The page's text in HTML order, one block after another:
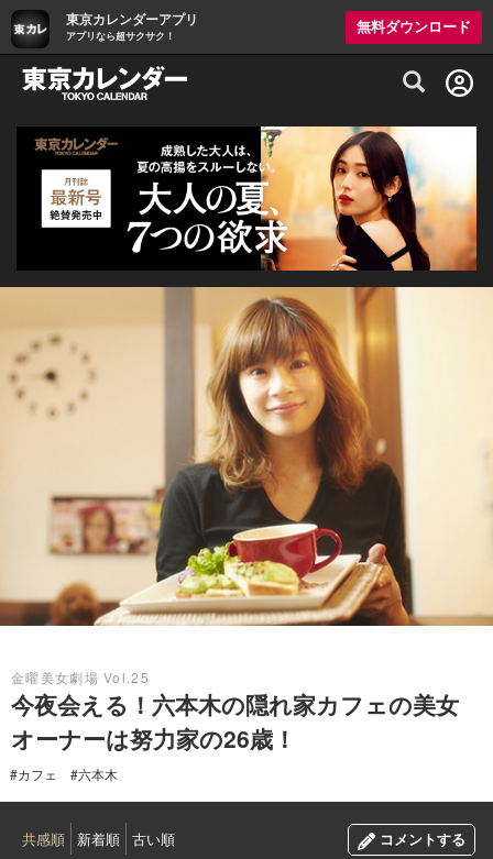
東京カレンダーアプリ
アプリなら超サクサク！
無料ダウンロード
グルメ情報・プレミアムレストラン予約
金曜美女劇場 Vol.25
今夜会える！六本木の隠れ家カフェの美女
オーナーは努力家の26歳！
#カフェ #六本木
共感順 新着順 古い順 コメントする